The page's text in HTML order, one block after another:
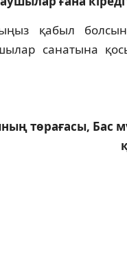
қабыл
санатына
төрағасы, Бас